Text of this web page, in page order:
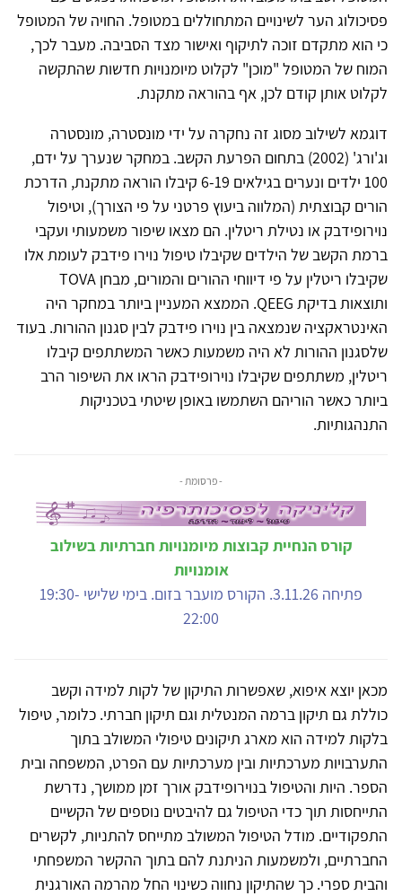
פסיכולוג הער לשינויים המתחוללים במטופל. החויה של המטופל
כי הוא מתקדם זוכה לתיקוף ואישור מצד הסביבה. מעבר לכך,
המוח של המטופל "מוכן" לקלוט מיומנויות חדשות שהתקשה
לקלוט אותן קודם לכן, אף בהוראה מתקנת.
דוגמא לשילוב מסוג זה נחקרה על ידי מונסטרה, מונסטרה
וג'ורג' (2002) בתחום הפרעת הקשב. במחקר שנערך על ידם,
100 ילדים ונערים בגילאים 6-19 קיבלו הוראה מתקנת, הדרכת
הורים קבוצתית (המלווה ביעוץ פרטני על פי הצורך), וטיפול
נוירופידבק או נטילת ריטלין. הם מצאו שיפור משמעותי ועקבי
ברמת הקשב של הילדים שקיבלו טיפול נוירו פידבק לעומת אלו
שקיבלו ריטלין על פי דיווחי ההורים והמורים, מבחן TOVA
ותוצאות בדיקת QEEG. הממצא המעניין ביותר במחקר היה
האינטראקציה שנמצאה בין נוירו פידבק לבין סגנון ההורות. בעוד
שלסגנון ההורות לא היה משמעות כאשר המשתתפים קיבלו
ריטלין, משתתפים שקיבלו נוירופידבק הראו את השיפור הרב
ביותר כאשר הוריהם השתמשו באופן שיטתי בטכניקות
התנהגותיות.
- פרסומת -
קורס הנחיית קבוצות מיומנויות חברתיות בשילוב
אומנויות
פתיחה 3.11.26. הקורס מועבר בזום. בימי שלישי 19:30-
22:00
מכאן יוצא איפוא, שאפשרות התיקון של לקות למידה וקשב
כוללת גם תיקון ברמה המנטלית וגם תיקון חברתי. כלומר, טיפול
בלקות למידה הוא מארג תיקונים טיפולי המשולב בתוך
התערבויות מערכתיות ובין מערכתיות עם הפרט, המשפחה ובית
הספר. היות והטיפול בנוירופידבק אורך זמן ממושך, נדרשת
התייחסות תוך כדי הטיפול גם להיבטים נוספים של הקשיים
התפקודיים. מודל הטיפול המשולב מתייחס להתניות, לקשרים
החברתיים, ולמשמעות הניתנת להם בתוך ההקשר המשפחתי
והבית ספרי. כך שהתיקון נחווה כשינוי החל מהרמה האורגנית